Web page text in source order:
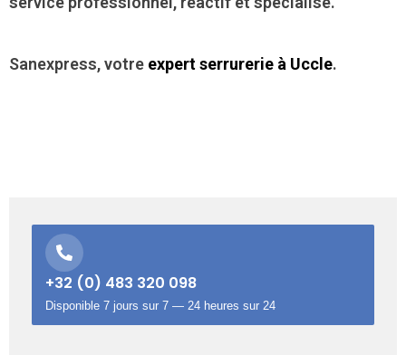
Sanexpress, votre expert serrurerie à Uccle.
+32 (0) 483 320 098
Disponible 7 jours sur 7 — 24 heures sur 24